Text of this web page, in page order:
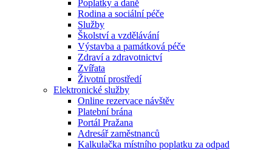
Poplatky a daně
Rodina a sociální péče
Služby
Školství a vzdělávání
Výstavba a památková péče
Zdraví a zdravotnictví
Zvířata
Životní prostředí
Elektronické služby
Online rezervace návštěv
Platební brána
Portál Pražana
Adresář zaměstnanců
Kalkulačka místního poplatku za odpad